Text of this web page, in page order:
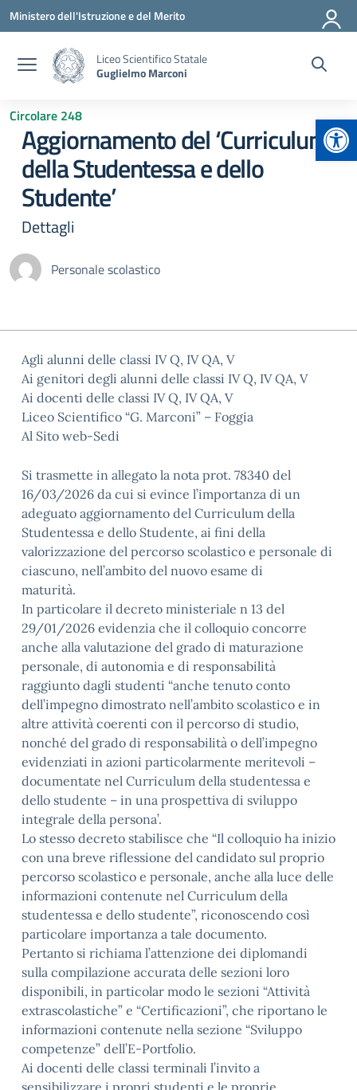
Vai ai contenuti
Vai al menu di navigazione
Vai al footer
Ministero dell'Istruzione e del Merito
Liceo Scientifico Statale
Guglielmo Marconi
Circolare 248
Aggiornamento del ‘Curriculum
della Studentessa e dello
Studente’
Dettagli
Personale scolastico
Agli alunni delle classi IV Q, IV QA, V
Ai genitori degli alunni delle classi IV Q, IV QA, V
Ai docenti delle classi IV Q, IV QA, V
Liceo Scientifico “G. Marconi” – Foggia
Al Sito web-Sedi
Si trasmette in allegato la nota prot. 78340 del
16/03/2026 da cui si evince l’importanza di un
adeguato aggiornamento del Curriculum della
Studentessa e dello Studente, ai fini della
valorizzazione del percorso scolastico e personale di
ciascuno, nell’ambito del nuovo esame di
maturità.
In particolare il decreto ministeriale n 13 del
29/01/2026 evidenzia che il colloquio concorre
anche alla valutazione del grado di maturazione
personale, di autonomia e di responsabilità
raggiunto dagli studenti “anche tenuto conto
dell’impegno dimostrato nell’ambito scolastico e in
altre attività coerenti con il percorso di studio,
nonché del grado di responsabilità o dell’impegno
evidenziati in azioni particolarmente meritevoli –
documentate nel Curriculum della studentessa e
dello studente – in una prospettiva di sviluppo
integrale della persona’.
Lo stesso decreto stabilisce che “Il colloquio ha inizio
con una breve riflessione del candidato sul proprio
percorso scolastico e personale, anche alla luce delle
informazioni contenute nel Curriculum della
studentessa e dello studente”, riconoscendo così
particolare importanza a tale documento.
Pertanto si richiama l’attenzione dei diplomandi
sulla compilazione accurata delle sezioni loro
disponibili, in particolar modo le sezioni “Attività
extrascolastiche” e “Certificazioni”, che riportano le
informazioni contenute nella sezione “Sviluppo
competenze” dell’E-Portfolio.
Ai docenti delle classi terminali l’invito a
sensibilizzare i propri studenti e le proprie